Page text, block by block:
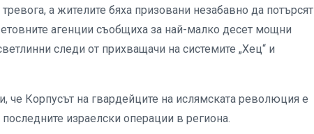
а жителите бяха призовани незабавно да потърсят
агенции съобщиха за най-малко десет мощни
следи от прихващачи на системите „Хец“ и
Корпусът на гвардейците на ислямската революция е
израелски операции в региона.